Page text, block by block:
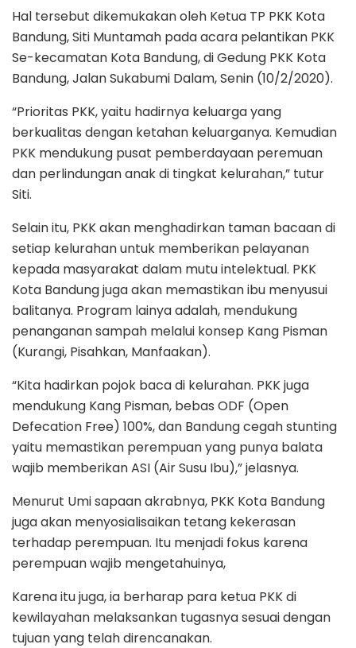
Hal tersebut dikemukakan oleh Ketua TP PKK Kota
Bandung, Siti Muntamah pada acara pelantikan PKK
Se-kecamatan Kota Bandung, di Gedung PKK Kota
Bandung, Jalan Sukabumi Dalam, Senin (10/2/2020).
“Prioritas PKK, yaitu hadirnya keluarga yang
berkualitas dengan ketahan keluarganya. Kemudian
PKK mendukung pusat pemberdayaan peremuan
dan perlindungan anak di tingkat kelurahan,” tutur
Siti.
Selain itu, PKK akan menghadirkan taman bacaan di
setiap kelurahan untuk memberikan pelayanan
kepada masyarakat dalam mutu intelektual. PKK
Kota Bandung juga akan memastikan ibu menyusui
balitanya. Program lainya adalah, mendukung
penanganan sampah melalui konsep Kang Pisman
(Kurangi, Pisahkan, Manfaakan).
“Kita hadirkan pojok baca di kelurahan. PKK juga
mendukung Kang Pisman, bebas ODF (Open
Defecation Free) 100%, dan Bandung cegah stunting
yaitu memastikan perempuan yang punya balata
wajib memberikan ASI (Air Susu Ibu),” jelasnya.
Menurut Umi sapaan akrabnya, PKK Kota Bandung
juga akan menyosialisaikan tetang kekerasan
terhadap perempuan. Itu menjadi fokus karena
perempuan wajib mengetahuinya,
Karena itu juga, ia berharap para ketua PKK di
kewilayahan melaksankan tugasnya sesuai dengan
tujuan yang telah direncanakan.